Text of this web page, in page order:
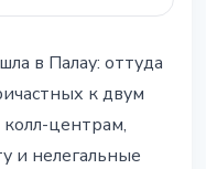
в Палау: оттуда
к двум
центрам,
и нелегальные